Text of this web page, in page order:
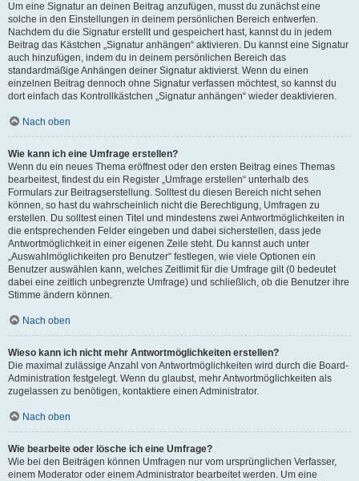
Um eine Signatur an deinen Beitrag anzufügen, musst du zunächst eine
solche in den Einstellungen in deinem persönlichen Bereich entwerfen.
Nachdem du die Signatur erstellt und gespeichert hast, kannst du in jedem
Beitrag das Kästchen „Signatur anhängen“ aktivieren. Du kannst eine Signatur
auch hinzufügen, indem du in deinem persönlichen Bereich das
standardmäßige Anhängen deiner Signatur aktivierst. Wenn du einen
einzelnen Beitrag dennoch ohne Signatur verfassen möchtest, so kannst du
dort einfach das Kontrollkästchen „Signatur anhängen“ wieder deaktivieren.
Nach oben
Wie kann ich eine Umfrage erstellen?
Wenn du ein neues Thema eröffnest oder den ersten Beitrag eines Themas
bearbeitest, findest du ein Register „Umfrage erstellen“ unterhalb des
Formulars zur Beitragserstellung. Solltest du diesen Bereich nicht sehen
können, so hast du wahrscheinlich nicht die Berechtigung, Umfragen zu
erstellen. Du solltest einen Titel und mindestens zwei Antwortmöglichkeiten in
die entsprechenden Felder eingeben und dabei sicherstellen, dass jede
Antwortmöglichkeit in einer eigenen Zeile steht. Du kannst auch unter
„Auswahlmöglichkeiten pro Benutzer“ festlegen, wie viele Optionen ein
Benutzer auswählen kann, welches Zeitlimit für die Umfrage gilt (0 bedeutet
dabei eine zeitlich unbegrenzte Umfrage) und schließlich, ob die Benutzer ihre
Stimme ändern können.
Nach oben
Wieso kann ich nicht mehr Antwortmöglichkeiten erstellen?
Die maximal zulässige Anzahl von Antwortmöglichkeiten wird durch die Board-
Administration festgelegt. Wenn du glaubst, mehr Antwortmöglichkeiten als
zugelassen zu benötigen, kontaktiere einen Administrator.
Nach oben
Wie bearbeite oder lösche ich eine Umfrage?
Wie bei den Beiträgen können Umfragen nur vom ursprünglichen Verfasser,
einem Moderator oder einem Administrator bearbeitet werden. Um eine